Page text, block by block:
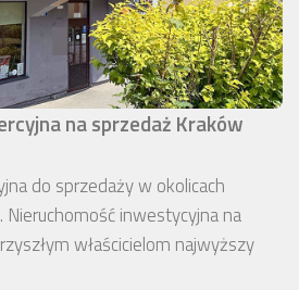
na sprzedaż Kraków
do sprzedaży w okolicach
Nieruchomość inwestycyjna na
właścicielom najwyższy